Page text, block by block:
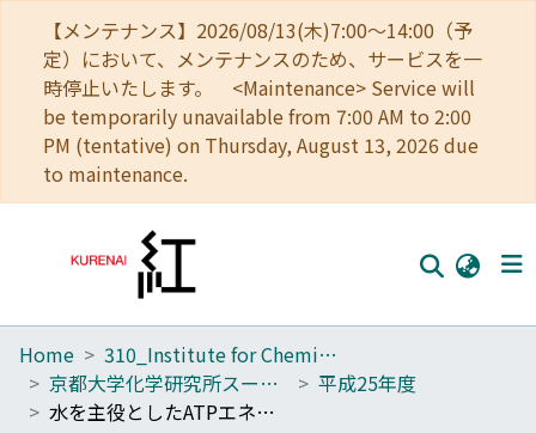
【メンテナンス】2026/08/13(木)7:00～14:00（予
定）において、メンテナンスのため、サービスを一
時停止いたします。 <Maintenance> Service will
be temporarily unavailable from 7:00 AM to 2:00
PM (tentative) on Thursday, August 13, 2026 due
to maintenance.
Home
Communities
Home
310_Institute for Chemical Research
京都大学化学研究所スーパーコンピュータシステム研究成果報告書
平成25年度
水を主役としたATPエネルギー変換